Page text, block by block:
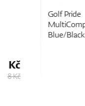
MultiCompound
Blue/Black Midsize